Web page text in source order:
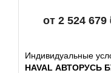
от 2 524 679
Индивидуальные
HAVAL АВТОРУСЬ